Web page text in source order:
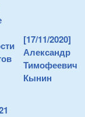
[17/11/2020]
Александр
Тимофеевич
Кынин